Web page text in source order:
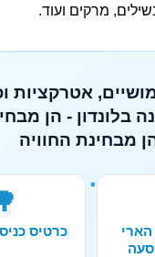
מרקים ועוד.
אטרקציות
בלונדון - הן
מבחינת החוויה
הארי
כרטיס